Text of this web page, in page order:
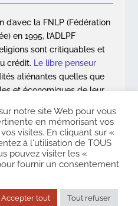
d’avec la FNLP (Fédération
en 1995, l’ADLPF
sont critiquables et
crédit. Le libre penseur
aliénantes quelles que
et économiques de leur
légales | Contact
notre site Web pour vous
en mémorisant vos
visites. En cliquant sur «
à l'utilisation de TOUS
pouvez visiter les «
fournir un consentement
Accepter tout Tout refuser